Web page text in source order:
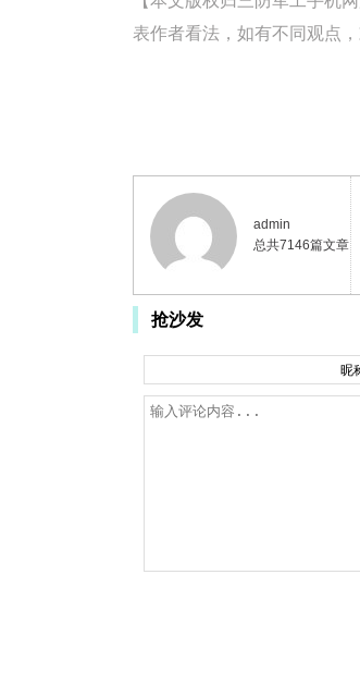
表作者看法，如有不同观点
admin
总共7146篇文章
抢沙发
昵